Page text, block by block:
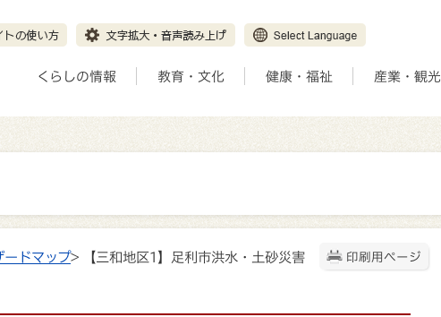
くらしの情報 教育・文化 健康・福祉 産業・観光
印刷用ページ
ードマップ> 【三和地区1】足利市洪水・土砂災害